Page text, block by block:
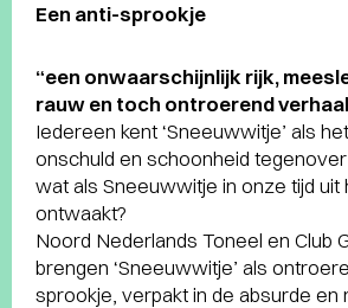
Een anti-sprookje
“een onwaarschijnlijk rijk,
rauw en toch ontroerend
Iedereen kent ‘Sneeuwwitje’ als
onschuld en schoonheid
wat als Sneeuwwitje in onze tijd uit
ontwaakt?
Noord Nederlands Toneel en Club
brengen ‘Sneeuwwitje’ als
sprookje, verpakt in de absurde